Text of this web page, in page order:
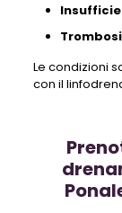
Le condizioni
con il